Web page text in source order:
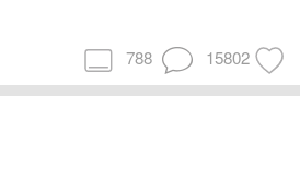
788 15802